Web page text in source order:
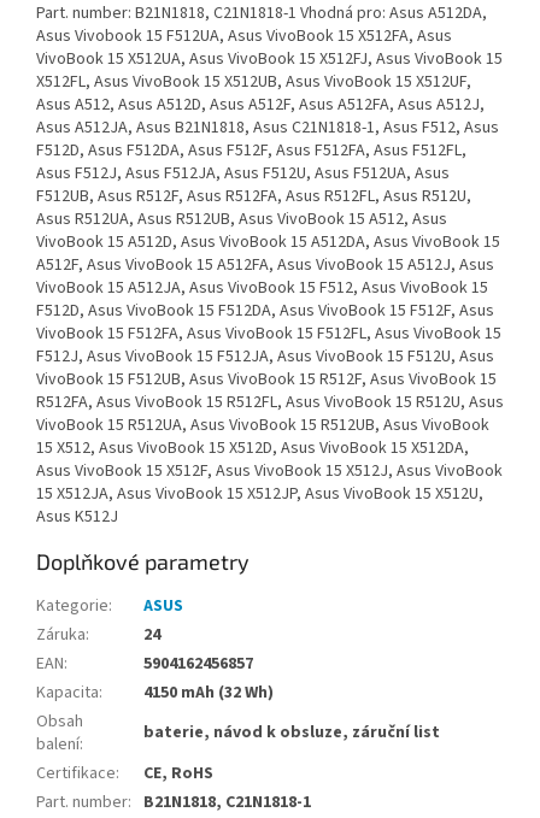
Part. number: B21N1818, C21N1818-1 Vhodná pro: Asus A512DA,
Asus Vivobook 15 F512UA, Asus VivoBook 15 X512FA, Asus
VivoBook 15 X512UA, Asus VivoBook 15 X512FJ, Asus VivoBook 15
X512FL, Asus VivoBook 15 X512UB, Asus VivoBook 15 X512UF,
Asus A512, Asus A512D, Asus A512F, Asus A512FA, Asus A512J,
Asus A512JA, Asus B21N1818, Asus C21N1818-1, Asus F512, Asus
F512D, Asus F512DA, Asus F512F, Asus F512FA, Asus F512FL,
Asus F512J, Asus F512JA, Asus F512U, Asus F512UA, Asus
F512UB, Asus R512F, Asus R512FA, Asus R512FL, Asus R512U,
Asus R512UA, Asus R512UB, Asus VivoBook 15 A512, Asus
VivoBook 15 A512D, Asus VivoBook 15 A512DA, Asus VivoBook 15
A512F, Asus VivoBook 15 A512FA, Asus VivoBook 15 A512J, Asus
VivoBook 15 A512JA, Asus VivoBook 15 F512, Asus VivoBook 15
F512D, Asus VivoBook 15 F512DA, Asus VivoBook 15 F512F, Asus
VivoBook 15 F512FA, Asus VivoBook 15 F512FL, Asus VivoBook 15
F512J, Asus VivoBook 15 F512JA, Asus VivoBook 15 F512U, Asus
VivoBook 15 F512UB, Asus VivoBook 15 R512F, Asus VivoBook 15
R512FA, Asus VivoBook 15 R512FL, Asus VivoBook 15 R512U, Asus
VivoBook 15 R512UA, Asus VivoBook 15 R512UB, Asus VivoBook
15 X512, Asus VivoBook 15 X512D, Asus VivoBook 15 X512DA,
Asus VivoBook 15 X512F, Asus VivoBook 15 X512J, Asus VivoBook
15 X512JA, Asus VivoBook 15 X512JP, Asus VivoBook 15 X512U,
Asus K512J
Doplňkové parametry
Kategorie:
ASUS
Záruka:
24
EAN:
5904162456857
Kapacita:
4150 mAh (32 Wh)
Obsah
balení:
baterie, návod k obsluze, záruční list
Certifikace:
CE, RoHS
Part. number: B21N1818, C21N1818-1